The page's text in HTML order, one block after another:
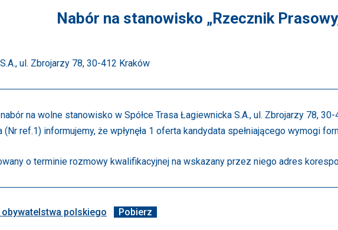
Nabór na stanowisko „Rzecznik
ul. Zbrojarzy 78, 30-412 Kraków
na wolne stanowisko w Spółce Trasa Łagiewnicka S.A., ul. Zbrojarzy 78, 30-
ref.1) informujemy, że wpłynęła 1 oferta kandydata spełniającego wymogi
o terminie rozmowy kwalifikacyjnej na wskazany przez niego adres
polskiego Pobierz